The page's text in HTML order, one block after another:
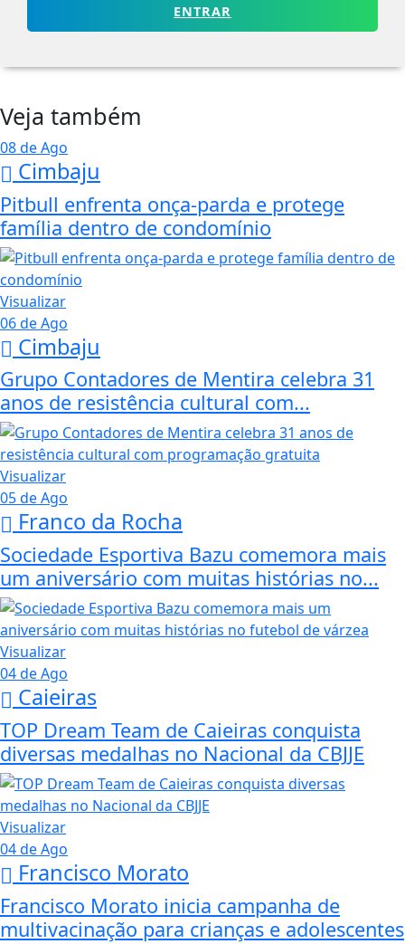
ENTRAR
Veja também
08 de Ago
Cimbaju
Pitbull enfrenta onça-parda e protege
família dentro de condomínio
Visualizar
06 de Ago
Cimbaju
Grupo Contadores de Mentira celebra 31
anos de resistência cultural com...
Visualizar
05 de Ago
Franco da Rocha
Sociedade Esportiva Bazu comemora mais
um aniversário com muitas histórias no...
Visualizar
04 de Ago
Caieiras
TOP Dream Team de Caieiras conquista
diversas medalhas no Nacional da CBJJE
Visualizar
04 de Ago
Francisco Morato
Francisco Morato inicia campanha de
multivacinação para crianças e adolescentes